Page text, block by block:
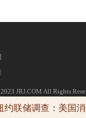
JRJ.COM All Rights
证010031号 | 京金信备
约联储调查：美国